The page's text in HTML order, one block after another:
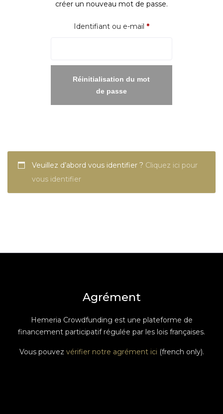
créer un nouveau mot de passe.
Identifiant ou e-mail *Obligatoire
Réinitialisation du mot
de passe
Veuillez d’abord vous identifier ? Cliquez ici pour
vous identifier
Agrément
Hemeria Crowdfunding est une plateforme de
financement participatif régulée par les lois françaises.
Vous pouvez vérifier notre agrément ici (french only).